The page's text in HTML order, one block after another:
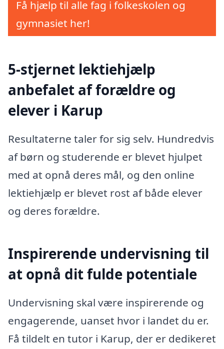
Få hjælp til alle fag i folkeskolen og
gymnasiet her!
5-stjernet lektiehjælp
anbefalet af forældre og
elever i Karup
Resultaterne taler for sig selv. Hundredvis
af børn og studerende er blevet hjulpet
med at opnå deres mål, og den online
lektiehjælp er blevet rost af både elever
og deres forældre.
Inspirerende undervisning til
at opnå dit fulde potentiale
Undervisning skal være inspirerende og
engagerende, uanset hvor i landet du er.
Få tildelt en tutor i Karup, der er dedikeret